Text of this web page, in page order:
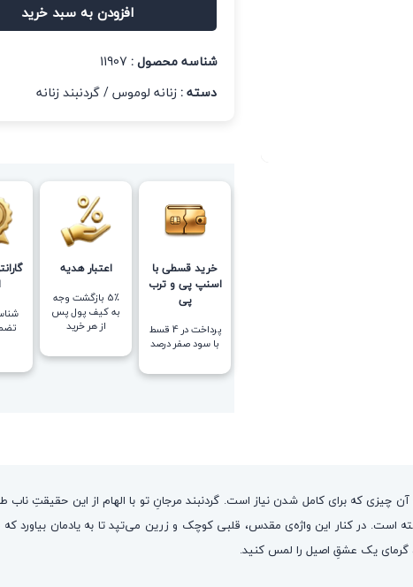
افزودن به سبد خرید
شناسه محصول : 11907
دسته :زنانه لوموس/گردنبند زنانه
خرید قسطی با
اسنپ پی و ترب
پی
پرداخت در 4 قسط
با سود صفر درصد
اعتبار هدیه
5٪ بازگشت وجه
به کیف پول پس
از هر خرید
چیزی که برای کامل شدن نیاز است. گردنبند مرجانِ تو با الهام از این حقیقتِ
و با روکش طلای ۲۴ عیار در دل آن جای گرفته است. در کنار این واژه‌ی مقدس، قلبی کوچک و زرین می‌تپد
گرمای یک عشقِ اصیل را لمس کنید.